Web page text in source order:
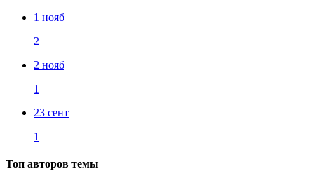
1 нояб
2
2 нояб
1
23 сент
1
Топ авторов темы